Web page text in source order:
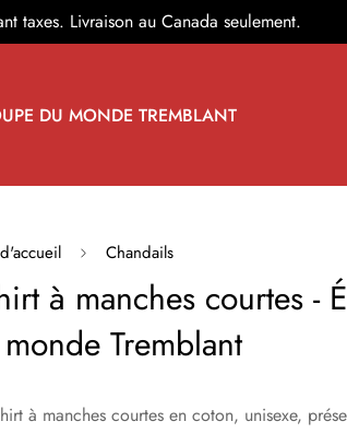
taxes. Livraison au Canada seulement.
DU MONDE TREMBLANT
Chandails
à manches courtes -
Tremblant
à manches courtes en coton, unisexe,